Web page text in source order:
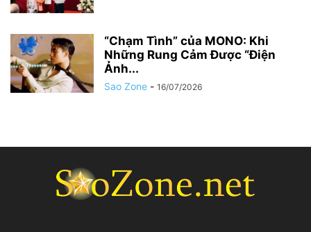
“Chạm Tình” của MONO: Khi
Những Rung Cảm Được “Điện
Ảnh...
Sao Zone - 16/07/2026